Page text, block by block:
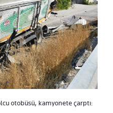
otobüsü, kamyonete çarptı: